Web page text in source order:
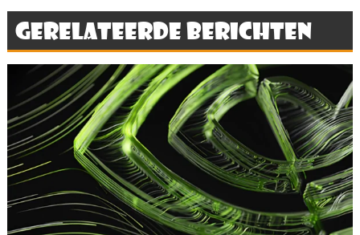
Gerelateerde berichten